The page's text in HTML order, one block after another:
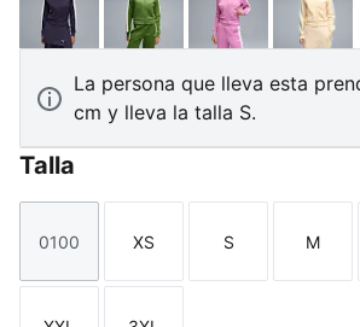
Deep PlumEarthy Green-Mauve Pop
La persona que lleva esta
cm y lleva la talla S.
Talla
Talla
0100
Talla
XS
Talla
S
Talla
M